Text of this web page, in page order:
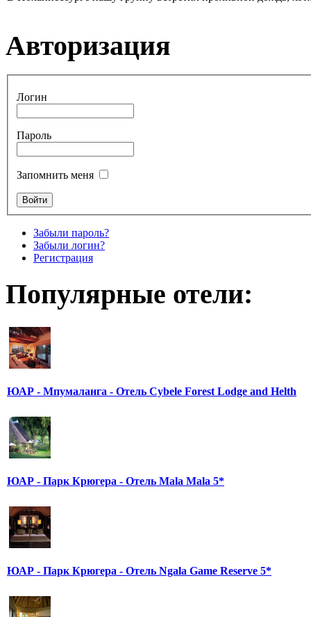
Авторизация
Логин
Пароль
Запомнить меня
Забыли пароль?
Забыли логин?
Регистрация
Популярные отели:
ЮАР - Мпумаланга - Отель Cybele Forest Lodge and Helth
ЮАР - Парк Крюгера - Отель Mala Mala 5*
ЮАР - Парк Крюгера - Отель Ngala Game Reserve 5*